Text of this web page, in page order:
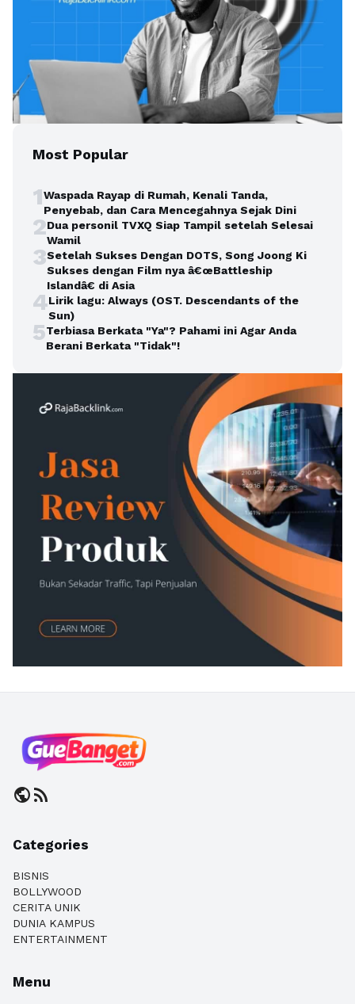
Most Popular
1Waspada Rayap di Rumah, Kenali Tanda,
Penyebab, dan Cara Mencegahnya Sejak Dini
2Dua personil TVXQ Siap Tampil setelah Selesai
Wamil
3Setelah Sukses Dengan DOTS, Song Joong Ki
Sukses dengan Film nya â€œBattleship
Islandâ€ di Asia
4Lirik lagu: Always (OST. Descendants of the
Sun)
5Terbiasa Berkata "Ya"? Pahami ini Agar Anda
Berani Berkata "Tidak"!
publicrss_feed
Categories
BISNIS
BOLLYWOOD
CERITA UNIK
DUNIA KAMPUS
ENTERTAINMENT
Menu